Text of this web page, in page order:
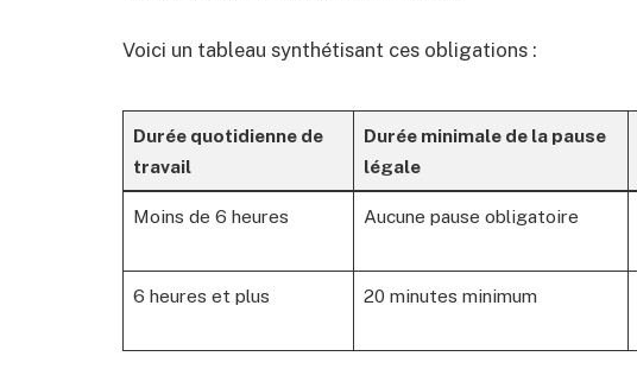
Voici un tableau synthétisant ces obligations :
Durée quotidienne de
travail
Durée minimale de la pause
légale
Moins de 6 heures Aucune pause obligatoire
6 heures et plus 20 minutes minimum